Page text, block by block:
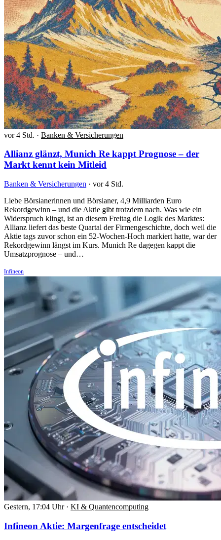
vor 4 Std. · Banken & Versicherungen
Allianz glänzt, Munich Re kappt Prognose – der
Markt kennt kein Mitleid
Banken & Versicherungen · vor 4 Std.
Liebe Börsianerinnen und Börsianer, 4,9 Milliarden Euro
Rekordgewinn – und die Aktie gibt trotzdem nach. Was wie ein
Widerspruch klingt, ist an diesem Freitag die Logik des Marktes:
Allianz liefert das beste Quartal der Firmengeschichte, doch weil die
Aktie tags zuvor schon ein 52-Wochen-Hoch markiert hatte, war der
Rekordgewinn längst im Kurs. Munich Re dagegen kappt die
Umsatzprognose – und…
Infineon
Gestern, 17:04 Uhr · KI & Quantencomputing
Infineon Aktie: Margenfrage entscheidet